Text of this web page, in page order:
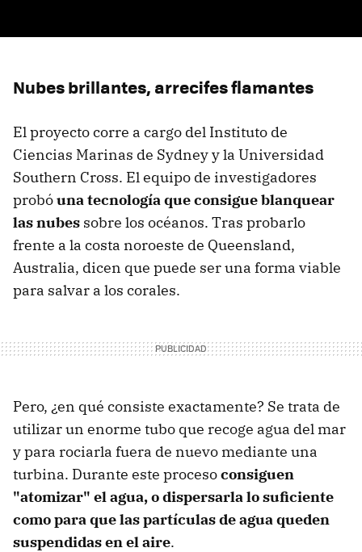
Nubes brillantes, arrecifes flamantes
El proyecto corre a cargo del Instituto de
Ciencias Marinas de Sydney y la Universidad
Southern Cross. El equipo de investigadores
probóuna tecnología que consigue blanquear
las nubes sobre los océanos. Tras probarlo
frente a la costa noroeste de Queensland,
Australia, dicen que puede ser una forma viable
para salvar a los corales.
Pero, ¿en qué consiste exactamente? Se trata de
utilizar un enorme tubo que recoge agua del mar
y para rociarla fuera de nuevo mediante una
turbina. Durante este procesoconsiguen
"atomizar" el agua, o dispersarla lo suficiente
como para que las partículas de agua queden
suspendidas en el aire.